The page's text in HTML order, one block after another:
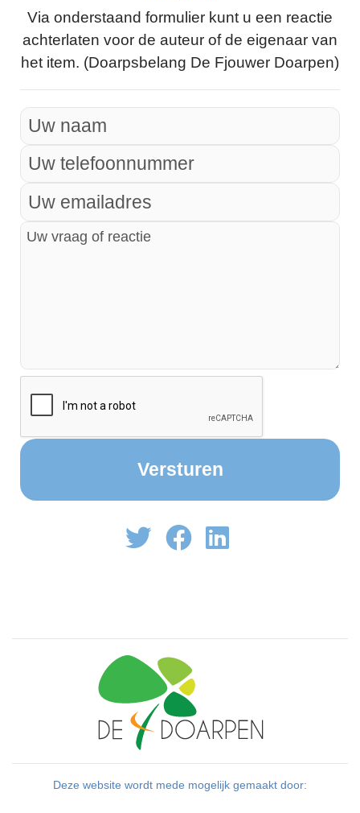
Via onderstaand formulier kunt u een reactie
achterlaten voor de auteur of de eigenaar van
het item. (Doarpsbelang De Fjouwer Doarpen)
Deze website wordt mede mogelijk gemaakt door: